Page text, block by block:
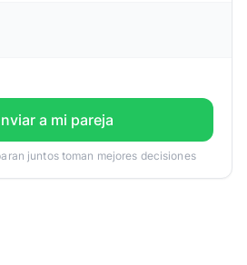
a mi pareja
juntos toman mejores decisiones